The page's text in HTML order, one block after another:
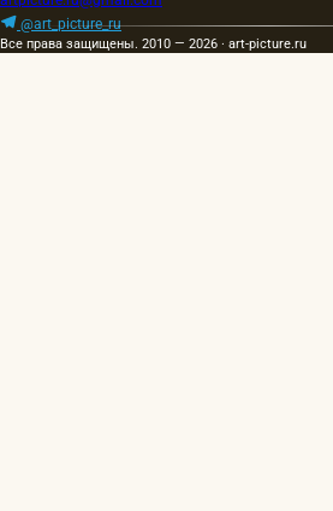
@art_picture_ru
Все права защищены. 2010 — 2026 · art-picture.ru